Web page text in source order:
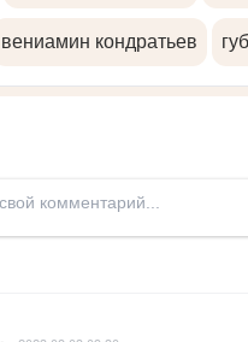
вениамин кондратьев